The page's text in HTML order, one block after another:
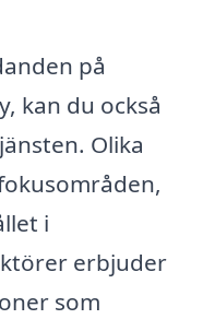
på
kan du också
Olika
i
erbjuder
som